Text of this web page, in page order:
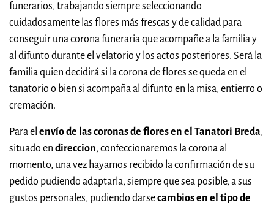
funerarios, trabajando siempre seleccionando
cuidadosamente las flores más frescas y de calidad para
conseguir una corona funeraria que acompañe a la familia y
al difunto durante el velatorio y los actos posteriores. Será la
familia quien decidirá si la corona de flores se queda en el
tanatorio o bien si acompaña al difunto en la misa, entierro o
cremación.
Para el envío de las coronas de flores en el Tanatori Breda,
situado en direccion, confeccionaremos la corona al
momento, una vez hayamos recibido la confirmación de su
pedido pudiendo adaptarla, siempre que sea posible, a sus
gustos personales, pudiendo darsecambios en el tipo de